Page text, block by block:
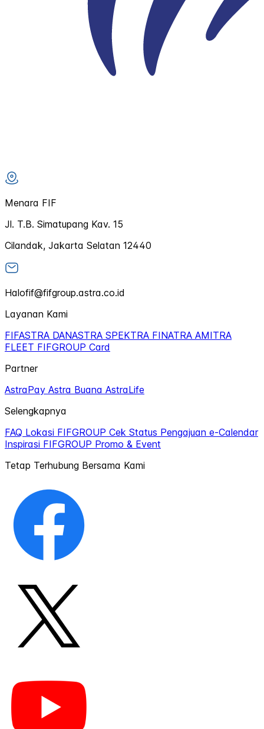
Menara FIF
Jl. T.B. Simatupang Kav. 15
Cilandak, Jakarta Selatan 12440
Halofif@fifgroup.astra.co.id
Layanan Kami
FIFASTRA DANASTRA SPEKTRA FINATRA AMITRA
FLEET FIFGROUP Card
Partner
AstraPay Astra Buana AstraLife
Selengkapnya
FAQ Lokasi FIFGROUP Cek Status Pengajuan e-Calendar
Inspirasi FIFGROUP Promo & Event
Tetap Terhubung Bersama Kami